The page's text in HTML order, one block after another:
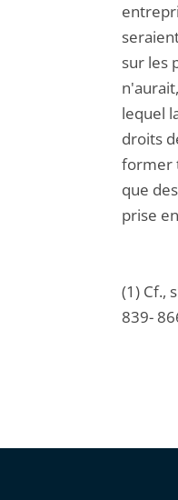
sur les
lequel
droits
former
que
prise
(1) Cf.,
839-